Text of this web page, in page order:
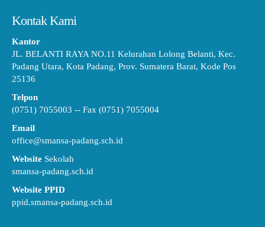
Kontak Kami
Kantor
JL. BELANTI RAYA NO.11 Kelurahan Lolong Belanti, Kec.
Padang Utara, Kota Padang, Prov. Sumatera Barat, Kode Pos
25136
Telpon
(0751) 7055003 -- Fax (0751) 7055004
Email
office@smansa-padang.sch.id
Website Sekolah
smansa-padang.sch.id
Website PPID
ppid.smansa-padang.sch.id